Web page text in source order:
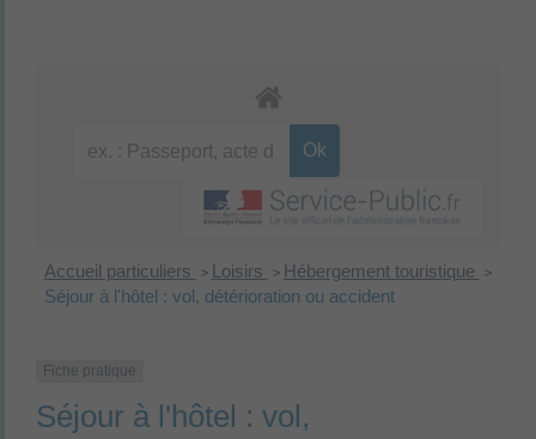
Accueil particuliers > Loisirs > Hébergement touristique >
Séjour à l'hôtel : vol, détérioration ou accident
Fiche pratique
Séjour à l'hôtel : vol,